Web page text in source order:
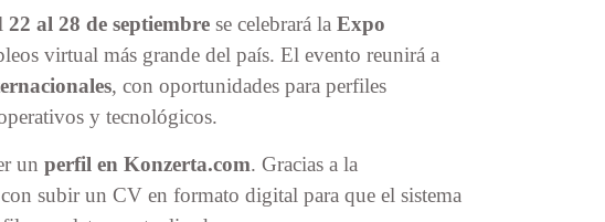
22 al 28 de septiembre se celebrará la Expo
virtual más grande del país. El evento reunirá a
, con oportunidades para perfiles
y tecnológicos.
un perfil en Konzerta.com. Gracias a la
subir un CV en formato digital para que el sistema